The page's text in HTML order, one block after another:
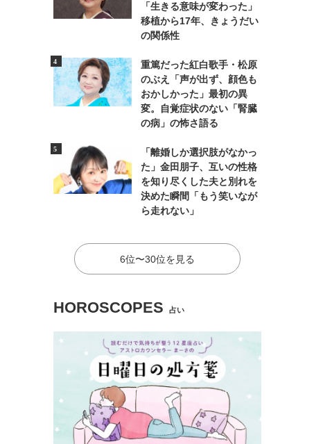
「生きる意味が変わった」
移植から17年、きょうだい
の関係性
重篤だった紅白歌手・松原
のぶえ「声が出ず、顔色も
おかしかった」最初の異
変。自覚症状のない「腎臓
の病」の怖さ語る
「離婚しか選択肢がなかっ
た」金田朋子、互いの性格
を知り尽くした夫と別れを
決めた瞬間「もう笑いなが
ら走れない」
6位〜30位を見る
HOROSCOPES 占い